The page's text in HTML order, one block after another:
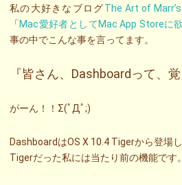
私の大好きなブログThe Art of
「 Mac愛好者としてMac App Storeに
事の中でこんな事を言ってます。
『皆さん、Dashboardって、
がーん！！Σ(ﾟДﾟ;)
DashboardはOS X 10.4 Tigerから登場
Tigerだった私には当たり前の機能です。